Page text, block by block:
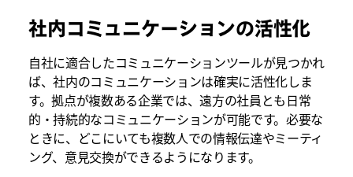
社内コミュニケーションの活性化
自社に適合したコミュニケーションツールが見つかれ
ば、社内のコミュニケーションは確実に活性化しま
す。拠点が複数ある企業では、遠方の社員とも日常
的・持続的なコミュニケーションが可能です。必要な
ときに、どこにいても複数人での情報伝達やミーティ
ング、意見交換ができるようになります。